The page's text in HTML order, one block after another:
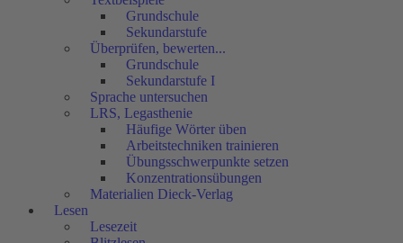
Grundschule
Sekundarstufe
Überprüfen, bewerten...
Grundschule
Sekundarstufe I
Sprache untersuchen
LRS, Legasthenie
Häufige Wörter üben
Arbeitstechniken trainieren
Übungsschwerpunkte setzen
Konzentrationsübungen
Materialien Dieck-Verlag
Lesen
Lesezeit